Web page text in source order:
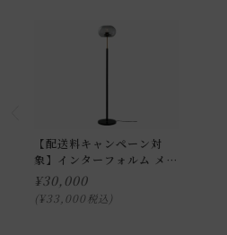
申し訳ございませんが、具体的な
できません。
また、 日曜・祝日は、時間帯指定
【配送料キャンペーン対
象】インターフォルム メラ
ンデル フロアライト
¥30,000
¥33,000 税込